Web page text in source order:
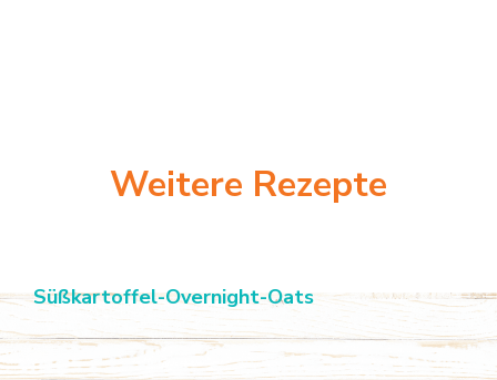
Weitere Rezepte
Süßkartoffel-Overnight-Oats